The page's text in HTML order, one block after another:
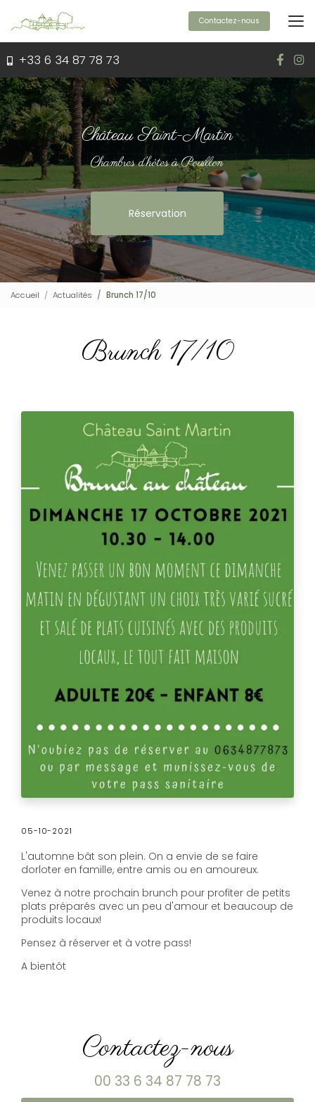
contenu
principal
+33 6 34 87 78 73
Contactez-nous
Château Saint-Martin
Chambres d'hôtes à Pouillon
Réservation
Accueil Actualités Brunch 17/10
Brunch 17/10
05-10-2021
L'automne bât son plein. On a envie de se faire
dorloter en famille, entre amis ou en amoureux.
Venez à notre prochain brunch pour profiter de petits
plats préparés avec un peu d'amour et beaucoup de
produits locaux!
Pensez à réserver et à votre pass!
A bientôt
Contactez-nous
00 33 6 34 87 78 73